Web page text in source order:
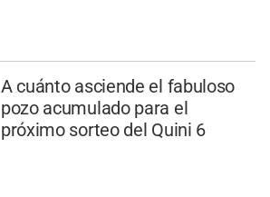
A cuánto asciende el fabuloso
pozo acumulado para el
próximo sorteo del Quini 6